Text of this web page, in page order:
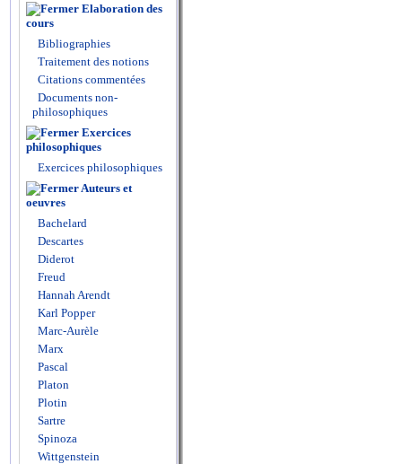
Elaboration des
cours
Bibliographies
Traitement des notions
Citations commentées
Documents non-
philosophiques
Exercices
philosophiques
Exercices philosophiques
Auteurs et
oeuvres
Bachelard
Descartes
Diderot
Freud
Hannah Arendt
Karl Popper
Marc-Aurèle
Marx
Pascal
Platon
Plotin
Sartre
Spinoza
Wittgenstein